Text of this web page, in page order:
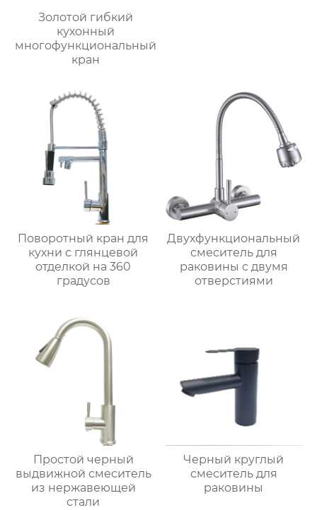
Золотой гибкий
кухонный
многофункциональный
кран
Поворотный кран для
кухни с глянцевой
отделкой на 360
градусов
Двухфункциональный
смеситель для
раковины с двумя
отверстиями
Простой черный
выдвижной смеситель
из нержавеющей
стали
Черный круглый
смеситель для
раковины